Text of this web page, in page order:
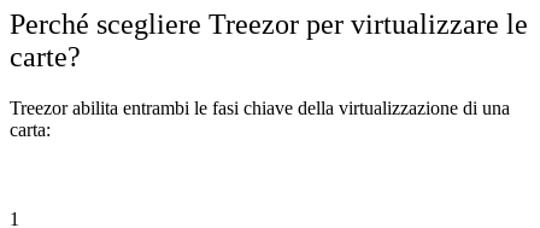
Perché scegliere Treezor per virtualizzare le
carte?
Treezor abilita entrambi le fasi chiave della virtualizzazione di una
carta:
1